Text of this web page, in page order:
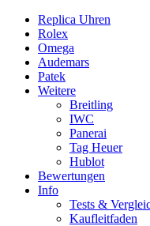
Replica Uhren
Rolex
Omega
Audemars
Patek
Weitere
Breitling
IWC
Panerai
Tag Heuer
Hublot
Bewertungen
Info
Tests &
Kaufleitfaden